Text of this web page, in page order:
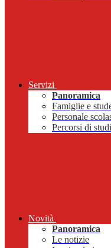
Servizi
Panoramica
Famiglie e
Personale
Percorsi di
Novità
Panoramica
Le notizie